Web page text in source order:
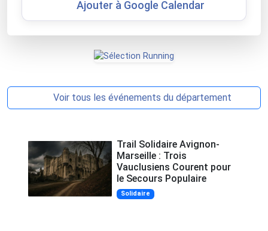
Ajouter à Google Calendar
Voir tous les événements du département
Trail Solidaire Avignon-
Marseille : Trois
Vauclusiens Courent pour
le Secours Populaire
Solidaire